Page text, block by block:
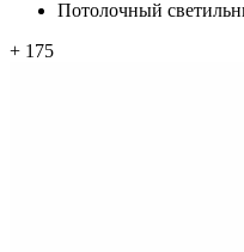
Потолочный
+ 175